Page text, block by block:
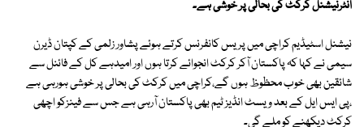
انٹرنیشنل کرکٹ کی بحالی پر خوشی ہے۔
نیشنل اسٹیڈیم کراچی میں پریس کانفرنس کرتے ہوئے پشاور زلمی کے کپتان ڈیرن
سیمی نے کہا کہ پاکستان آکر کرکٹ انجوائے کرتا ہوں اور امیدہے کل کے فائنل سے
شائقین بھی خوب محظوظ ہوں گے،کراچی میں کرکٹ کی بحالی پر خوشی ہورہی ہے
،پی ایس ایل کے بعد ویسٹ انڈیز ٹیم بھی پاکستان آرہی ہے جس سے فینزکو اچھی
کرکٹ دیکھنے کو ملے گی۔